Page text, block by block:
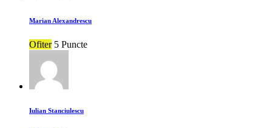
Marian Alexandrescu
Ofiter 5 Puncte
Iulian Stanciulescu